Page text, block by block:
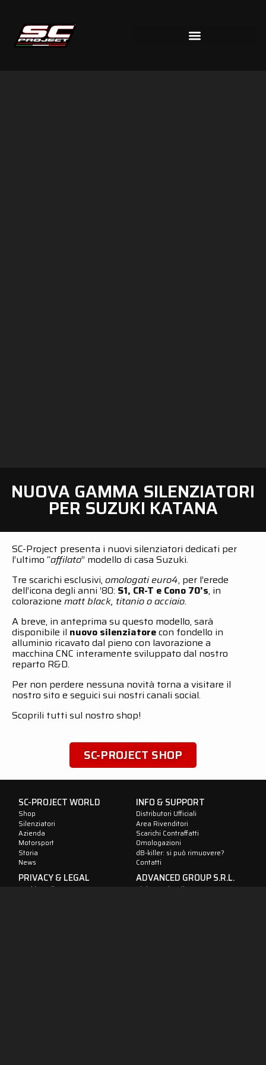
NUOVA GAMMA SILENZIATORI
PER SUZUKI KATANA
SC-Project presenta i nuovi silenziatori dedicati per
l’ultimo “affilato” modello di casa Suzuki.
Tre scarichi esclusivi, omologati euro4, per l’erede
dell’icona degli anni ’80: S1, CR-T e Cono 70’s, in
colorazione matt black, titanio o acciaio.
A breve, in anteprima su questo modello, sarà
disponibile il nuovo silenziatorecon fondello in
alluminio ricavato dal pieno con lavorazione a
macchina CNC interamente sviluppato dal nostro
reparto R&D.
Per non perdere nessuna novità torna a visitare il
nostro sito e seguici sui nostri canali social.
Scoprili tutti sul nostro shop!
SC-PROJECT SHOP
SC-PROJECT WORLD
Shop
Silenziatori
Azienda
Motorsport
Storia
News
INFO & SUPPORT
Distributori Ufficiali
Area Rivenditori
Scarichi Contraffatti
Omologazioni
dB-killer: si può rimuovere?
Contatti
PRIVACY & LEGAL
Cookie Policy
ADVANCED GROUP S.R.L.
Viale Lombardia 12,